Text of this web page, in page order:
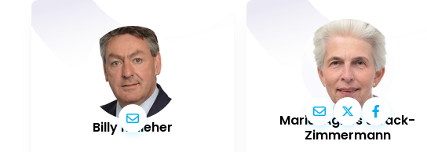
Billy Kelleher
Marie-Agnes Strack-
Zimmermann